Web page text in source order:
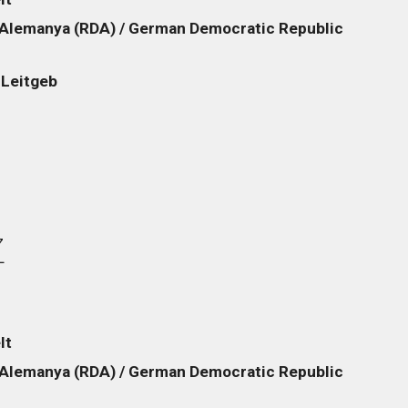
(RDA) / German Democratic Republic
(RDA) / German Democratic Republic